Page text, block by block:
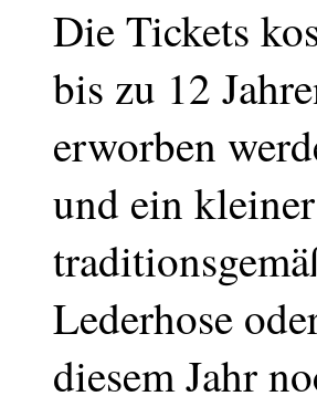
Die Tickets
bis zu 12
erworben
und ein
Lederhose
diesem Jahr